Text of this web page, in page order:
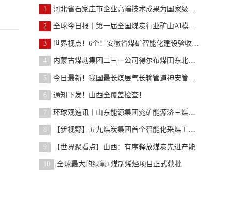
1 河北省石家庄市企业高端技术成果为国家级示范矿井“
2 全球今日报丨第一届全国煤炭行业矿山AI模型大赛 初
3 世界视点！6个！安徽省煤矿智能化建设验收结果（第
4 内蒙古煤勘集团二三一公司得尔布煤田东北部煤层气资
5 今日最新！我国最长煤层气长输管道神安管道全线贯通
6 通知下发！山西全覆盖检查！
7 环球观速讯丨山东能源集团兖矿能源济三煤矿：变革创
8 【新视野】五九煤炭集团首个智能化采煤工作面实现智
9 【世界聚看点】山西：有序释放煤炭先进产能
10 全球最大的绿氢+煤制烯烃项目正式获批